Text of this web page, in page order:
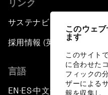
このウェ
ます
このサイト
に合わせた
フィックの
ザーによる
報を収集し
リンク
サステナビリティへの取り
採用情報 (英語のみ)
言語
EN ▪ES▪中文▪ 日本語